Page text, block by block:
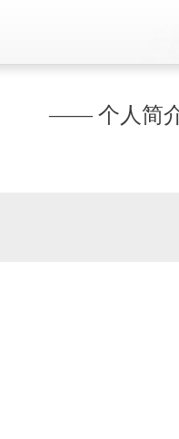
—— 个人简